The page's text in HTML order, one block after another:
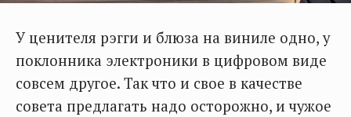
У ценителя рэгги и блюза на виниле одно, у
поклонника электроники в цифровом виде
совсем другое. Так что и свое в качестве
совета предлагать надо осторожно, и чужое